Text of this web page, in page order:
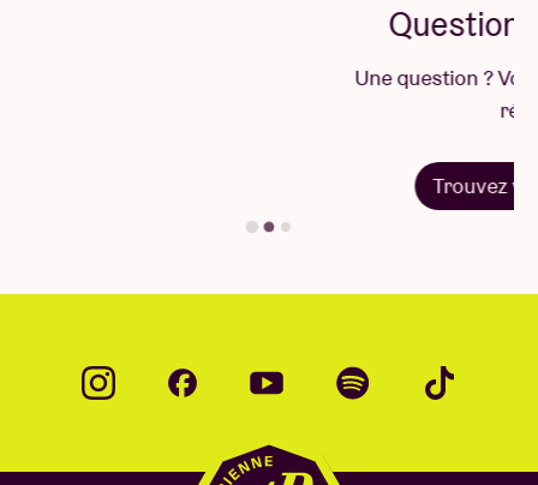
Questions & Réponses
Une question ? Vous trouverez sûrement la